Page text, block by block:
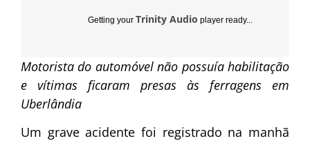
Getting your Trinity Audio player ready...
Motorista do automóvel não possuía habilitação
e vítimas ficaram presas às ferragens em
Uberlândia
Um grave acidente foi registrado na manhã